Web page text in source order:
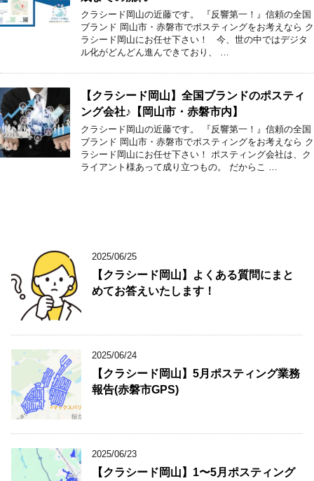
クラシード岡山の近藤です。 『反響第一！』信頼の全国
ブランド 岡山市・赤磐市でポスティングをお考えなら ク
ラシード岡山にお任せ下さい！ 今、世の中ではデジタ
ル化がどんどん進んできており、 …
【クラシード岡山】全国ブランドのポスティ
ング会社♪【岡山市・赤磐市内】
クラシード岡山の近藤です。 『反響第一！』信頼の全国
ブランド 岡山市・赤磐市でポスティングをお考えなら ク
ラシード岡山にお任せ下さい！ ポスティング会社は、ク
ライアント様あって成り立つもの。 だからこ …
2025/06/25
【クラシード岡山】よくある質問にまと
めてお答えいたします！
2025/06/24
【クラシード岡山】5月ポスティング業務
報告(赤磐市GPS)
2025/06/23
【クラシード岡山】1〜5月ポスティング